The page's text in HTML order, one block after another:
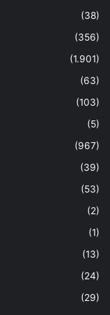
(38)
(356)
(1.901)
(63)
(103)
(5)
(967)
(39)
(53)
(2)
(1)
(13)
(24)
(29)